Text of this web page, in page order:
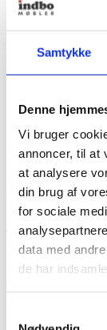
Samtykke
Denne
Vi bruger
annoncer, til at
at analysere
din brug af
for sociale
data med
de har
Specifikationer
Base 14x14cm
Skærm Ø26cm
51 cm